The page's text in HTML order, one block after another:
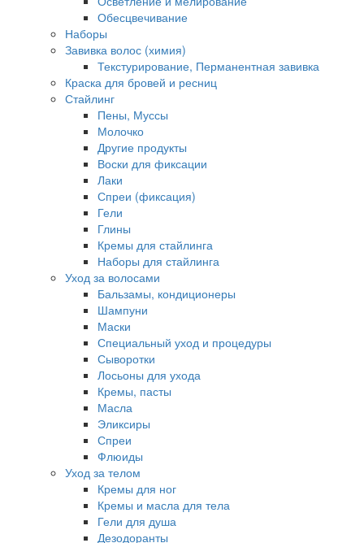
Обесцвечивание
Наборы
Завивка волос (химия)
Текстурирование, Перманентная завивка
Краска для бровей и ресниц
Стайлинг
Пены, Муссы
Молочко
Другие продукты
Воски для фиксации
Лаки
Спреи (фиксация)
Гели
Глины
Кремы для стайлинга
Наборы для стайлинга
Уход за волосами
Бальзамы, кондиционеры
Шампуни
Маски
Специальный уход и процедуры
Сыворотки
Лосьоны для ухода
Кремы, пасты
Масла
Эликсиры
Спреи
Флюиды
Уход за телом
Кремы для ног
Кремы и масла для тела
Гели для душа
Дезодоранты